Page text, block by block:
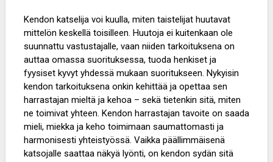
Kendon katselija voi kuulla, miten taistelijat huutavat
mittelön keskellä toisilleen. Huutoja ei kuitenkaan ole
suunnattu vastustajalle, vaan niiden tarkoituksena on
auttaa omassa suorituksessa, tuoda henkiset ja
fyysiset kyvyt yhdessä mukaan suoritukseen. Nykyisin
kendon tarkoituksena onkin kehittää ja opettaa sen
harrastajan mieltä ja kehoa – sekä tietenkin sitä, miten
ne toimivat yhteen. Kendon harrastajan tavoite on saada
mieli, miekka ja keho toimimaan saumattomasti ja
harmonisesti yhteistyössä. Vaikka päällimmäisenä
katsojalle saattaa näkyä lyönti, on kendon sydän sitä